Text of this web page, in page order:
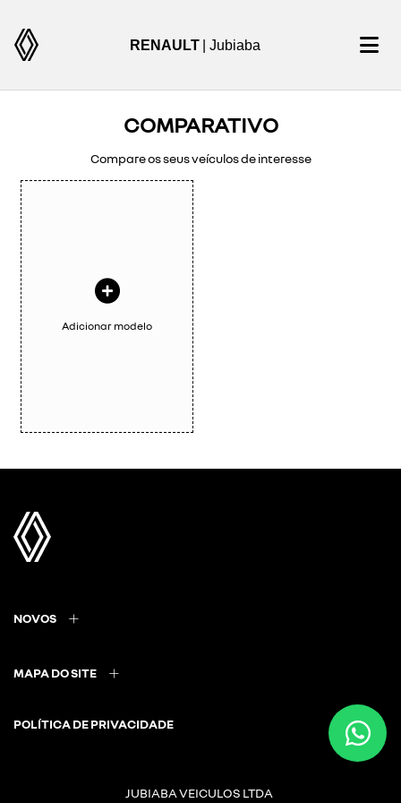
RENAULT | Jubiaba
COMPARATIVO
Compare os seus veículos de interesse
Adicionar modelo
NOVOS
MAPA DO SITE
POLÍTICA DE PRIVACIDADE
JUBIABA VEICULOS LTDA